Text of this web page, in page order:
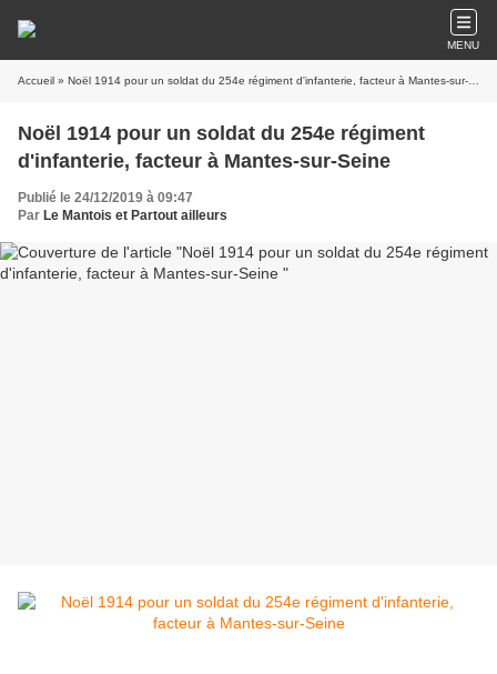
MENU
Accueil » Noël 1914 pour un soldat du 254e régiment d'infanterie, facteur à Mantes-sur-Seine
Noël 1914 pour un soldat du 254e régiment
d'infanterie, facteur à Mantes-sur-Seine
Publié le 24/12/2019 à 09:47
Par Le Mantois et Partout ailleurs